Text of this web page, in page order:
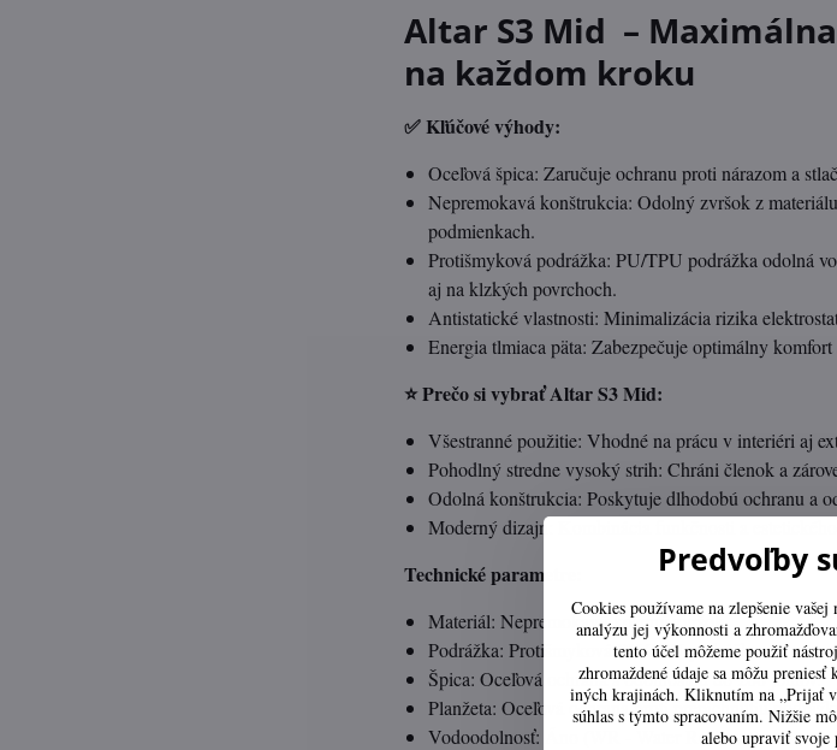
Altar S3 Mid –
na každom kroku
✅ Kľúčové výhody:
Oceľová špica: Zaručuje ochranu proti nárazom a
Nepremokavá konštrukcia: Odolný zvršok z
podmienkach.
Protišmyková podrážka: PU/TPU podrážka odolná
aj na klzkých povrchoch.
Antistatické vlastnosti: Minimalizácia rizika
Energia tlmiaca päta: Zabezpečuje optimálny
⭐ Prečo si vybrať Altar S3 Mid:
Všestranné použitie: Vhodné na prácu v interiéri aj
Pohodlný stredne vysoký strih: Chráni členok a
Odolná konštrukcia: Poskytuje dlhodobú ochranu a
Moderný dizajn: Kombinácia funkčnosti a estetického
Technické parametre:
Materiál: Nepremokavý kožený zvršok.
Podrážka: Protišmyková PU/TPU podrážka.
Špica: Oceľová ochrana s odolnosťou do 200 joulov.
Planžeta: Oceľová ochrana proti prepichnutiu
Vodoodolnosť: Áno (WR - Water Resistant)
Predvoľby
Cookies používame na zlepšenie
analýzu jej výkonnosti a
tento účel môžeme použiť
zhromaždené údaje sa môžu
iných krajinách. Kliknutím na „Prijať
súhlas s týmto spracovaním. Nižšie
alebo upraviť svoje